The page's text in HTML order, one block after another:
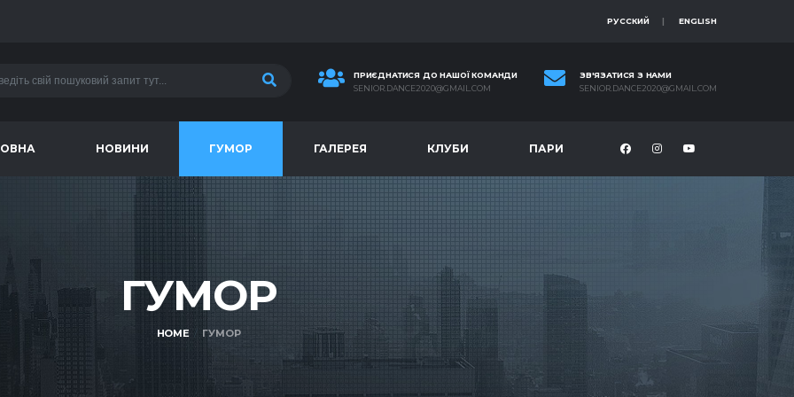
РУССКИЙ ENGLISH
ПРИЄДНАТИСЯ ДО НАШОЇ КОМАНДИ
SENIOR.DANCE2020@GMAIL.COM
ЗВ'ЯЗАТИСЯ З НАМИ
SENIOR.DANCE2020@GMAIL.COM
НОВИНИ ГУМОР ГАЛЕРЕЯ КЛУБИ ПАРИ
ГУМОР
HOME ГУМОР